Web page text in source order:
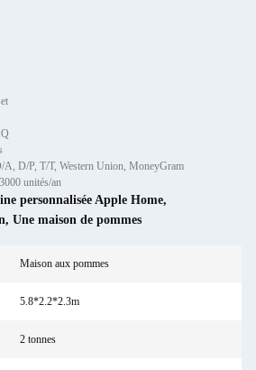
A, D/P, T/T, Western Union, MoneyGram
unités/an
personnalisée Apple Home,
, Une maison de pommes
Maison aux pommes
5.8*2.2*2.3m
2 tonnes